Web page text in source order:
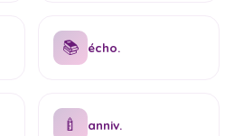
📚 écho.
🍼 anniv.